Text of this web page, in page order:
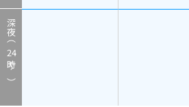
深夜（
24
時～）